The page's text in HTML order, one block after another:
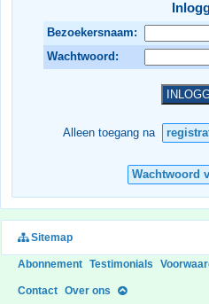
Bezoekersnaam:
Wachtwoord:
Alleen toegang na
Wachtwoord
Sitemap
Abonnement Testimonials
Contact Over ons